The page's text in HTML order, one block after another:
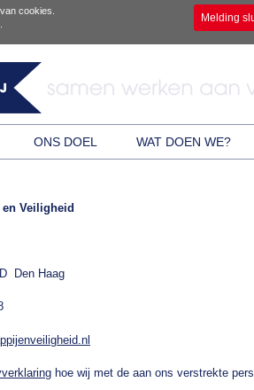
cookies.
Melding
ONS DOEL WAT DOEN WE?
Veiligheid
Den Haag
hoe wij met de aan ons verstrekte